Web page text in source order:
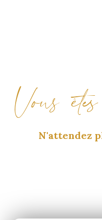
Vous
N'attendez